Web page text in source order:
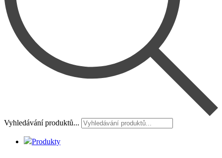
Vyhledávání produktů...
Produkty